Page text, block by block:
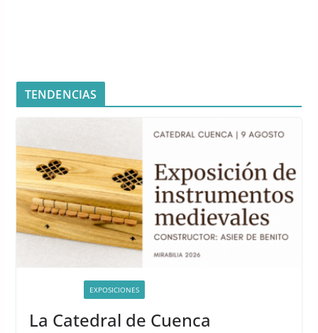
TENDENCIAS
EXPOSICIONES
La Catedral de Cuenca